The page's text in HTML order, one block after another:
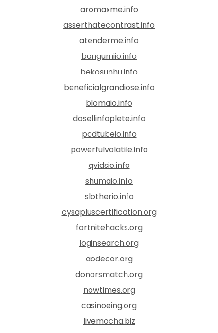
aromaxme.info
asserthatecontrast.info
atenderme.info
bangumiio.info
bekosunhu.info
beneficialgrandiose.info
blomaio.info
dosellinfoplete.info
podtubeio.info
powerfulvolatile.info
qvidsio.info
shumaio.info
slotherio.info
cysapluscertification.org
fortnitehacks.org
loginsearch.org
aodecor.org
donorsmatch.org
nowtimes.org
casinoeing.org
livemocha.biz